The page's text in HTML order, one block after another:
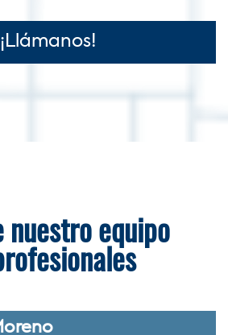
¡Llámanos!
nuestro equipo